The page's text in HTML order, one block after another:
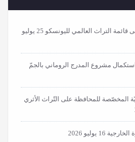
التراث العالمي لليونسكو
25 يوليو
المخصّصة للمحافظة على التّراث الأثري
الخارجية 16 يوليو 2026